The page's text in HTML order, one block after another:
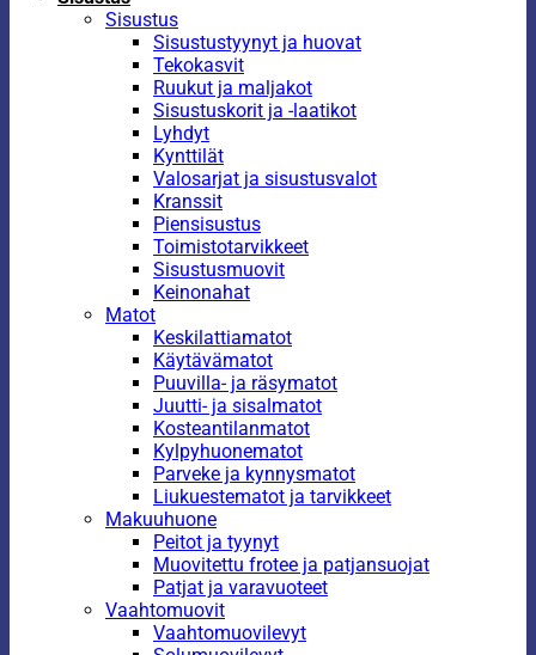
Sisustus
Sisustustyynyt ja huovat
Tekokasvit
Ruukut ja maljakot
Sisustuskorit ja -laatikot
Lyhdyt
Kynttilät
Valosarjat ja sisustusvalot
Kranssit
Piensisustus
Toimistotarvikkeet
Sisustusmuovit
Keinonahat
Matot
Keskilattiamatot
Käytävämatot
Puuvilla- ja räsymatot
Juutti- ja sisalmatot
Kosteantilanmatot
Kylpyhuonematot
Parveke ja kynnysmatot
Liukuestematot ja tarvikkeet
Makuuhuone
Peitot ja tyynyt
Muovitettu frotee ja patjansuojat
Patjat ja varavuoteet
Vaahtomuovit
Vaahtomuovilevyt